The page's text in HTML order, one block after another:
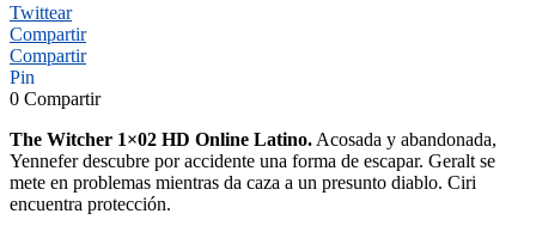
Twittear
Compartir
Compartir
Pin
0 Compartir
The Witcher 1×02 HD Online Latino. Acosada y abandonada,
Yennefer descubre por accidente una forma de escapar. Geralt se
mete en problemas mientras da caza a un presunto diablo. Ciri
encuentra protección.